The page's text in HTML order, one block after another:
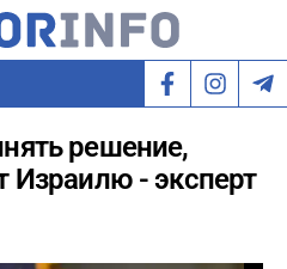
решение,
Израилю - эксперт